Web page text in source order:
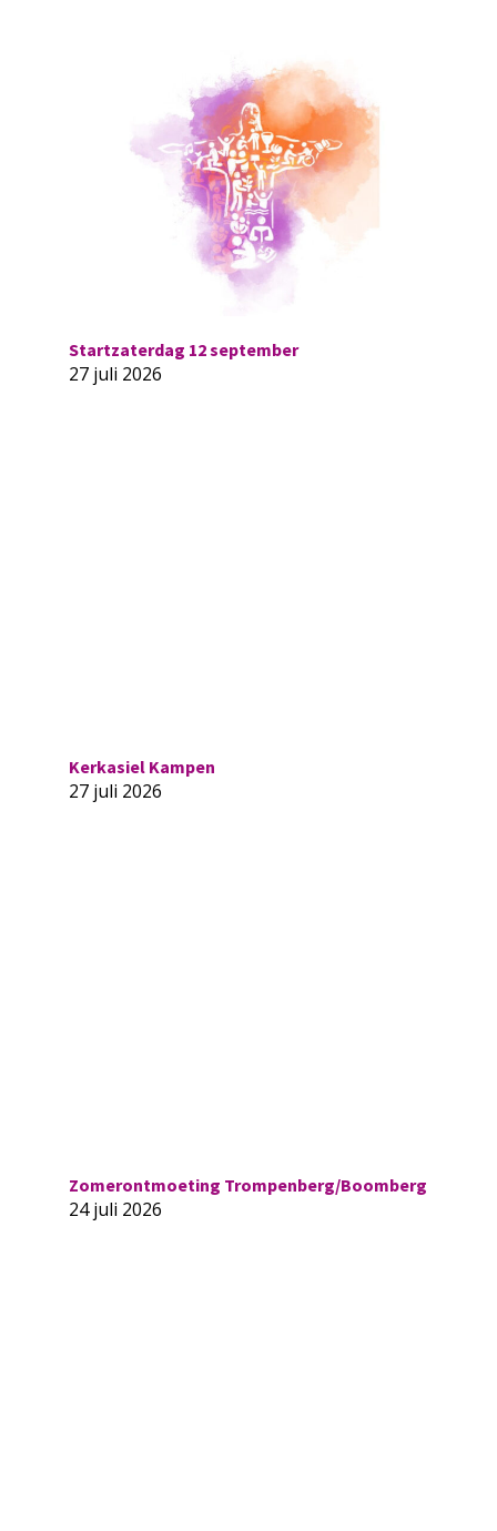
Startzaterdag 12 september
27 juli 2026
Kerkasiel Kampen
27 juli 2026
Zomerontmoeting Trompenberg/Boomberg
24 juli 2026